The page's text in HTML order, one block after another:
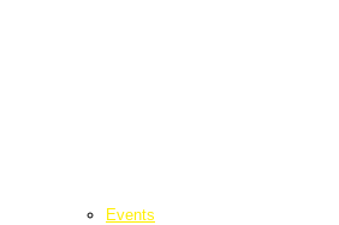
Events